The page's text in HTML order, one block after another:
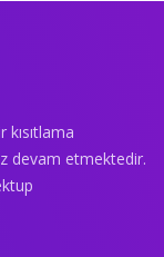
devam etmektedir.